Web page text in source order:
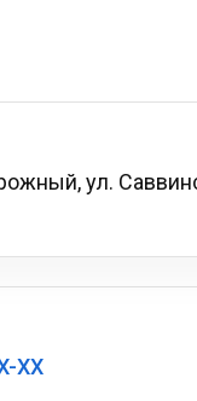
ул.
XX